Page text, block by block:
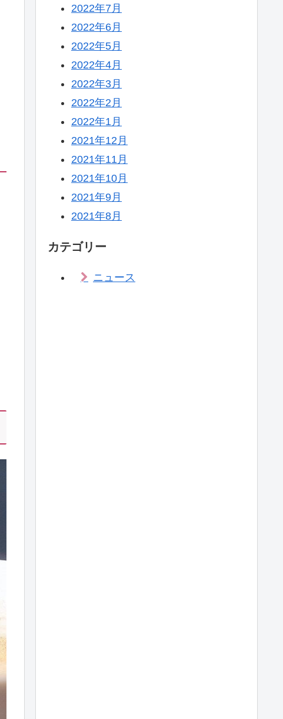
2022年7月
2022年6月
2022年5月
2022年4月
2022年3月
2022年2月
2022年1月
2021年12月
2021年11月
2021年10月
2021年9月
2021年8月
カテゴリー
ニュース